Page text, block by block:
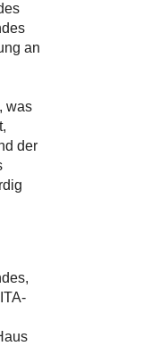
an
was
der